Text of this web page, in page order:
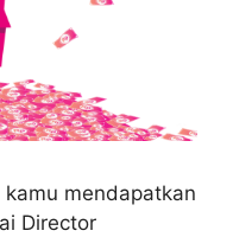
mendapatkan
Director